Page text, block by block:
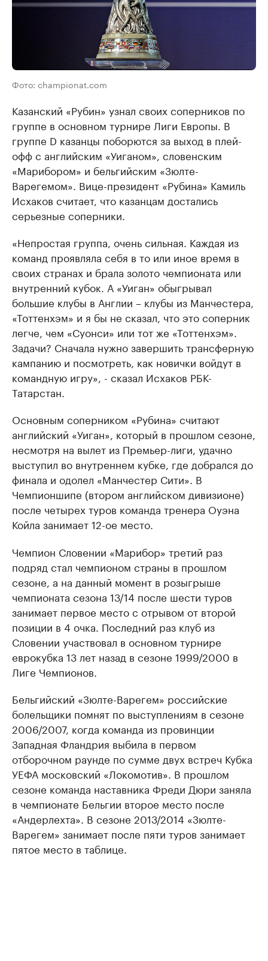
Фото: championat.com
Казанский «Рубин» узнал своих соперников по
группе в основном турнире Лиги Европы. В
группе D казанцы поборются за выход в плей-
офф с английским «Уиганом», словенским
«Марибором» и бельгийским «Зюлте-
Варегемом». Вице-президент «Рубина» Камиль
Исхаков считает, что казанцам достались
серьезные соперники.
«Непростая группа, очень сильная. Каждая из
команд проявляла себя в то или иное время в
своих странах и брала золото чемпионата или
внутренний кубок. А «Уиган» обыгрывал
большие клубы в Англии – клубы из Манчестера,
«Тоттенхэм» и я бы не сказал, что это соперник
легче, чем «Суонси» или тот же «Тоттенхэм».
Задачи? Сначала нужно завершить трансферную
кампанию и посмотреть, как новички войдут в
командную игру», - сказал Исхаков РБК-
Татарстан.
Основным соперником «Рубина» считают
английский «Уиган», который в прошлом сезоне,
несмотря на вылет из Премьер-лиги, удачно
выступил во внутреннем кубке, где добрался до
финала и одолел «Манчестер Сити». В
Чемпионшипе (втором английском дивизионе)
после четырех туров команда тренера Оуэна
Койла занимает 12-ое место.
Чемпион Словении «Марибор» третий раз
подряд стал чемпионом страны в прошлом
сезоне, а на данный момент в розыгрыше
чемпионата сезона 13/14 после шести туров
занимает первое место с отрывом от второй
позиции в 4 очка. Последний раз клуб из
Словении участвовал в основном турнире
еврокубка 13 лет назад в сезоне 1999/2000 в
Лиге Чемпионов.
Бельгийский «Зюлте-Варегем» российские
болельщики помнят по выступлениям в сезоне
2006/2007, когда команда из провинции
Западная Фландрия выбила в первом
отборочном раунде по сумме двух встреч Кубка
УЕФА московский «Локомотив». В прошлом
сезоне команда наставника Фреди Дюри заняла
в чемпионате Бельгии второе место после
«Андерлехта». В сезоне 2013/2014 «Зюлте-
Варегем» занимает после пяти туров занимает
пятое место в таблице.